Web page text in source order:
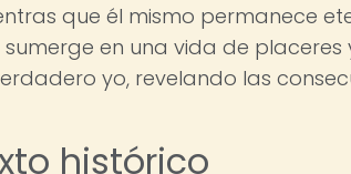
que él mismo permanece
en una vida de placeres
yo, revelando las
histórico